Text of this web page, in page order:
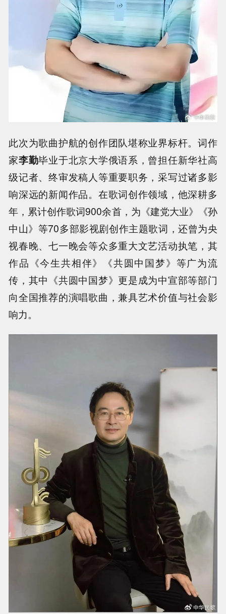
此次为歌曲护航的创作团队堪称业界标杆。词作
家李勤毕业于北京大学俄语系，曾担任新华社高
级记者、终审发稿人等重要职务，采写过诸多影
响深远的新闻作品。在歌词创作领域，他深耕多
年，累计创作歌词900余首，为《建党大业》《孙
中山》等70多部影视剧创作主题歌词，还曾为央
视春晚、七一晚会等众多重大文艺活动执笔，其
作品《今生共相伴》《共圆中国梦》等广为流
传，其中《共圆中国梦》更是成为中宣部等部门
向全国推荐的演唱歌曲，兼具艺术价值与社会影
响力。